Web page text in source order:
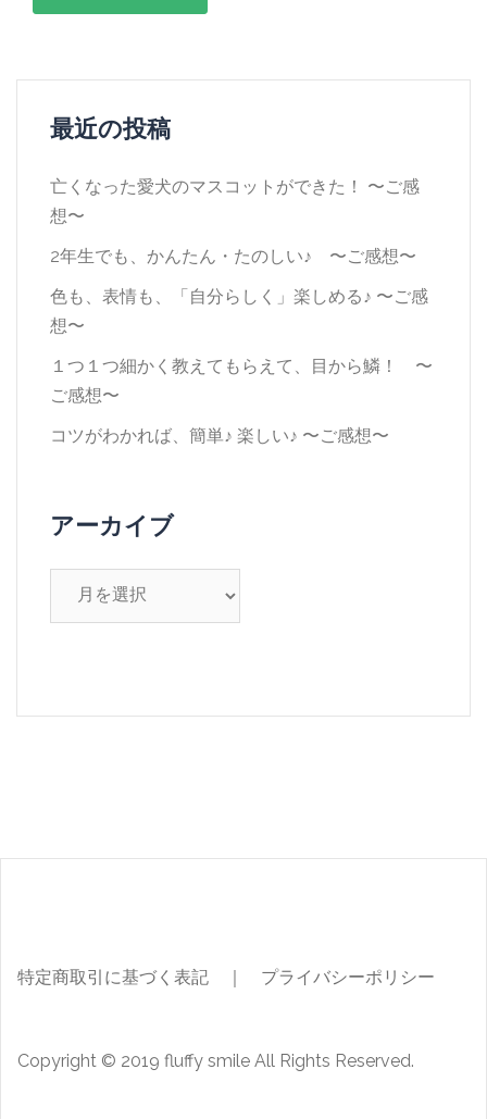
最近の投稿
亡くなった愛犬のマスコットができた！ 〜ご感
想〜
2年生でも、かんたん・たのしい♪ 〜ご感想〜
色も、表情も、「自分らしく」楽しめる♪ 〜ご感
想〜
１つ１つ細かく教えてもらえて、目から鱗！ 〜
ご感想〜
コツがわかれば、簡単♪ 楽しい♪ 〜ご感想〜
アーカイブ
特定商取引に基づく表記 ｜ プライバシーポリシー
Copyright © 2019 fluffy smile All Rights Reserved.